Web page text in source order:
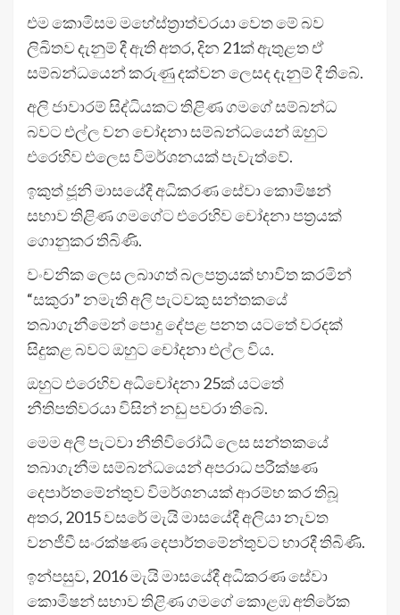
එම කොමිසම මහේස්ත්‍රාත්වරයා වෙත මේ බව
ලිඛිතව දැනුම් දී ඇති අතර, දින 21ක් ඇතුළත ඒ
සම්බන්ධයෙන් කරුණු දක්වන ලෙසද දැනුම් දී තිබේ.
අලි ජාවාරම් සිද්ධියකට තිළිණ ගමගේ සම්බන්ධ
බවට එල්ල වන චෝදනා සම්බන්ධයෙන් ඔහුට
එරෙහිව එලෙස විමර්ශනයක් පැවැත්වේ.
ඉකුත් ජූනි මාසයේදී අධිකරණ සේවා කොමිෂන්
සභාව තිළිණ ගමගේට එරෙහිව චෝදනා පත්‍රයක්
ගොනුකර තිබිණි.
වංචනික ලෙස ලබාගත් බලපත්‍රයක් භාවිත කරමින්
“සකුරා” නමැති අලි පැටවකු සන්තකයේ
තබාගැනීමෙන් පොදු දේපළ පනත යටතේ වරදක්
සිදුකළ බවට ඔහුට චෝදනා එල්ල විය.
ඔහුට එරෙහිව අධිචෝදනා 25ක් යටතේ
නීතිපතිවරයා විසින් නඩු පවරා තිබේ.
මෙම අලි පැටවා නීතිවිරෝධී ලෙස සන්තකයේ
තබාගැනීම සම්බන්ධයෙන් අපරාධ පරීක්ෂණ
දෙපාර්තමේන්තුව විමර්ශනයක් ආරම්භ කර තිබූ
අතර, 2015 වසරේ මැයි මාසයේදී අලියා නැවත
වනජීවී සංරක්ෂණ දෙපාර්තමේන්තුවට භාරදී තිබිණි.
ඉන්පසුව, 2016 මැයි මාසයේදී අධිකරණ සේවා
කොමිෂන් සභාව තිළිණ ගමගේ කොළඹ අතිරේක